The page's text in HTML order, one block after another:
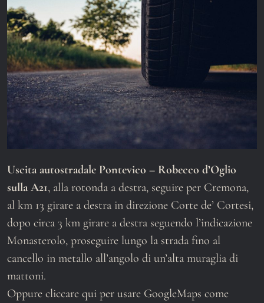
Uscita autostradale Pontevico – Robecco d’Oglio
sulla A21, alla rotonda a destra, seguire per Cremona,
al km 13 girare a destra in direzione Corte de’ Cortesi,
dopo circa 3 km girare a destra seguendo l’indicazione
Monasterolo, proseguire lungo la strada fino al
cancello in metallo all’angolo di un’alta muraglia di
mattoni.
Oppure cliccare qui per usare GoogleMaps come